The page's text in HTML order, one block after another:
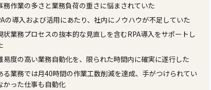
を受けた中、NOCの提案が異なっていました。NOCは
でなく、業務プロセスの最適化も同時に行う手法を提案
のまま自動化するのではなく、業務プロセスを見直し、
善を目指すべきだと考えていました。
務作業の多さと業務負荷の重さに悩まされていた
の導入および活用にあたり、社内にノウハウが不足していた
状業務プロセスの抜本的な見直しを含むRPA導入をサポートし
易度の高い業務自動化を、限られた時間内に確実に遂行した
る業務では月40時間の作業工数削減を達成、手がつけられてい
かった仕事も自動化